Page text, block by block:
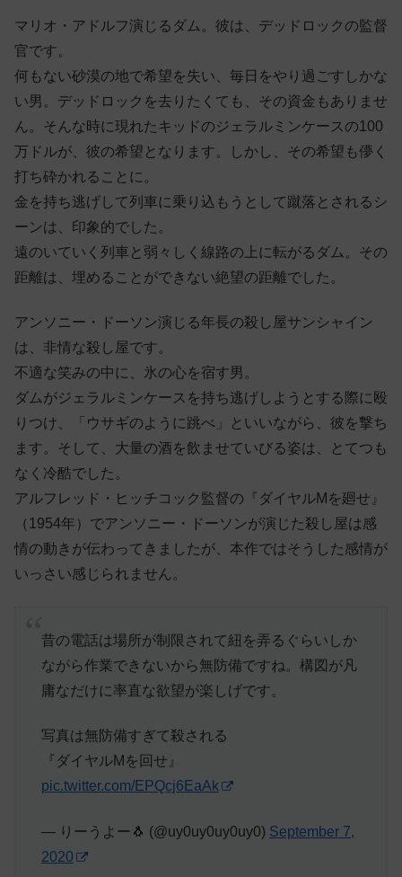
マリオ・アドルフ演じるダム。彼は、デッドロックの監督
官です。
何もない砂漠の地で希望を失い、毎日をやり過ごすしかな
い男。デッドロックを去りたくても、その資金もありませ
ん。そんな時に現れたキッドのジェラルミンケースの100
万ドルが、彼の希望となります。しかし、その希望も儚く
打ち砕かれることに。
金を持ち逃げして列車に乗り込もうとして蹴落とされるシ
ーンは、印象的でした。
遠のいていく列車と弱々しく線路の上に転がるダム。その
距離は、埋めることができない絶望の距離でした。
アンソニー・ドーソン演じる年長の殺し屋サンシャイン
は、非情な殺し屋です。
不適な笑みの中に、氷の心を宿す男。
ダムがジェラルミンケースを持ち逃げしようとする際に殴
りつけ、「ウサギのように跳べ」といいながら、彼を撃ち
ます。そして、大量の酒を飲ませていびる姿は、とてつも
なく冷酷でした。
アルフレッド・ヒッチコック監督の『ダイヤルMを廻せ』
（1954年）でアンソニー・ドーソンが演じた殺し屋は感
情の動きが伝わってきましたが、本作ではそうした感情が
いっさい感じられません。
昔の電話は場所が制限されて紐を弄るぐらいしか
ながら作業できないから無防備ですね。構図が凡
庸なだけに率直な欲望が楽しげです。
写真は無防備すぎて殺される
『ダイヤルMを回せ』
pic.twitter.com/EPQcj6EaAk
— りーうよー🐧 (@uy0uy0uy0uy0) September 7,
2020